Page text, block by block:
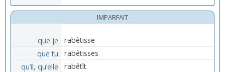
IMPARFAIT
que je
rabêtisse
que tu
rabêtisses
qu’il, qu’elle
rabêtît